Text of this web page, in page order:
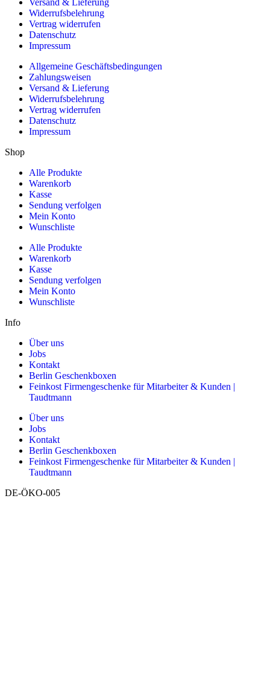
Widerrufsbelehrung
Vertrag widerrufen
Datenschutz
Impressum
Allgemeine Geschäftsbedingungen
Zahlungsweisen
Versand & Lieferung
Widerrufsbelehrung
Vertrag widerrufen
Datenschutz
Impressum
Shop
Alle Produkte
Warenkorb
Kasse
Sendung verfolgen
Mein Konto
Wunschliste
Alle Produkte
Warenkorb
Kasse
Sendung verfolgen
Mein Konto
Wunschliste
Info
Über uns
Jobs
Kontakt
Berlin Geschenkboxen
Feinkost Firmengeschenke für Mitarbeiter & Kunden |
Taudtmann
Über uns
Jobs
Kontakt
Berlin Geschenkboxen
Feinkost Firmengeschenke für Mitarbeiter & Kunden |
Taudtmann
DE-ÖKO-005